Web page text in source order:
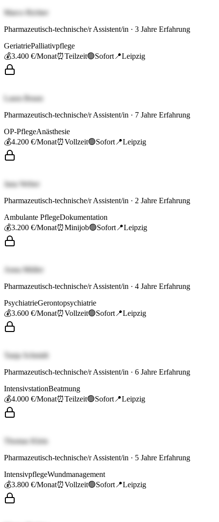
Marco Richter
Pharmazeutisch-technische/r Assistent/in · 3 Jahre Erfahrung
GeriatriePalliativpflege
💰3.400 €/Monat⏰Teilzeit🟢Sofort 📍Leipzig
Laura Braun
Pharmazeutisch-technische/r Assistent/in · 7 Jahre Erfahrung
OP-PflegeAnästhesie
💰4.200 €/Monat⏰Vollzeit🟢Sofort 📍Leipzig
Jana Weber
Pharmazeutisch-technische/r Assistent/in · 2 Jahre Erfahrung
Ambulante PflegeDokumentation
💰3.200 €/Monat⏰Minijob🟢Sofort 📍Leipzig
Anna Müller
Pharmazeutisch-technische/r Assistent/in · 4 Jahre Erfahrung
PsychiatrieGerontopsychiatrie
💰3.600 €/Monat⏰Vollzeit🟢Sofort 📍Leipzig
Tanja Schmidt
Pharmazeutisch-technische/r Assistent/in · 6 Jahre Erfahrung
IntensivstationBeatmung
💰4.000 €/Monat⏰Teilzeit🟢Sofort 📍Leipzig
Thomas Klein
Pharmazeutisch-technische/r Assistent/in · 5 Jahre Erfahrung
IntensivpflegeWundmanagement
💰3.800 €/Monat⏰Vollzeit🟢Sofort 📍Leipzig